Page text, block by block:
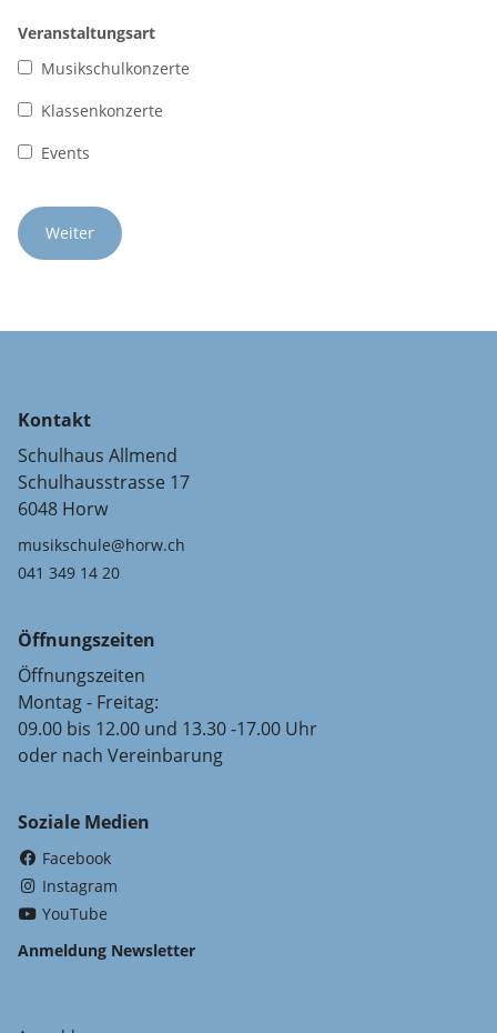
Veranstaltungsart
Musikschulkonzerte
Klassenkonzerte
Events
Kontakt
Schulhaus Allmend
Schulhausstrasse 17
6048 Horw
musikschule@horw.ch
041 349 14 20
Öffnungszeiten
Öffnungszeiten
Montag - Freitag:
09.00 bis 12.00 und 13.30 -17.00 Uhr
oder nach Vereinbarung
Soziale Medien
Facebook
Instagram
YouTube
Anmeldung Newsletter